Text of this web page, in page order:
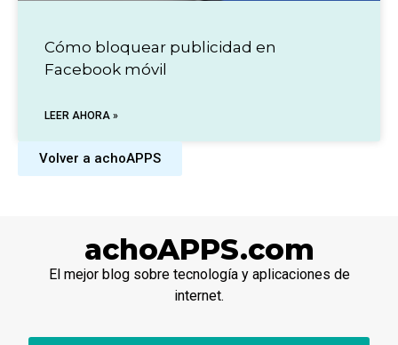
Cómo bloquear publicidad en
Facebook móvil
LEER AHORA »
Volver a achoAPPS
achoAPPS.com
El mejor blog sobre tecnología y aplicaciones de
internet.